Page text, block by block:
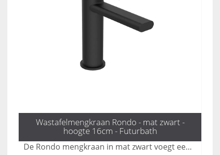
Wastafelmengkraan Rondo - mat zwart -
hoogte 16cm - Futurbath
De Rondo mengkraan in mat zwart voegt een verfijnde touch toe aan elke badkamer. Met een hoogte van 16 cm combineert deze stijlvolle kraan moderne elegantie met tijdloze schoonheid, waardoor het een echte blikvanger is. Verhoog het design van uw badkamer met deze prachtige en functionele toevoeging.